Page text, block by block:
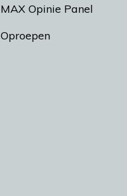
MAX Opinie Panel
Oproepen